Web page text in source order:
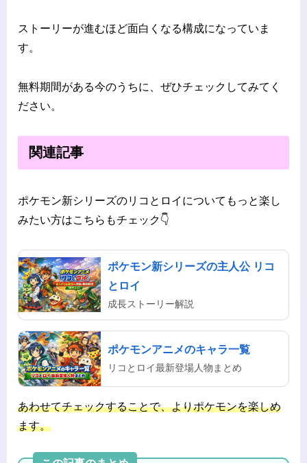
ストーリーが進むほど面白くなる構成になっていま
す。
無料期間がある今のうちに、ぜひチェックしてみてく
ださい。
関連記事
ポケモン新シリーズのリコとロイについてもっと楽し
みたい方はこちらもチェック👇
ポケモン新シリーズの主人公 リコ
とロイ
成長ストーリー解説
ポケモンアニメのキャラ一覧
リコとロイ最新登場人物まとめ
あわせてチェックすることで、よりポケモンを楽しめ
ます。